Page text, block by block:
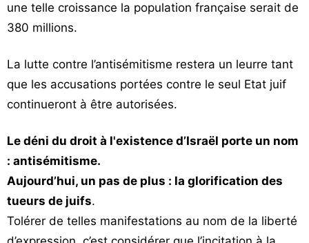
une telle croissance la population française serait de
380 millions.
La lutte contre l’antisémitisme restera un leurre tant
que les accusations portées contre le seul Etat juif
continueront à être autorisées.
Le déni du droit à l'existence d’Israël porte un nom
: antisémitisme.
Aujourd’hui, un pas de plus : la glorification des
tueurs de juifs.
Tolérer de telles manifestations au nom de la liberté